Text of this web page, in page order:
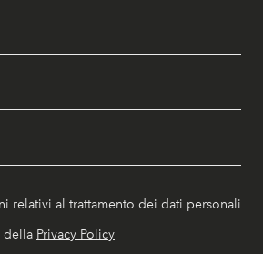
relativi al trattamento dei dati personali
della Privacy Policy